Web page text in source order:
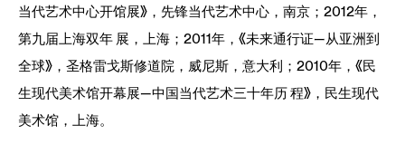
当代艺术中心开馆展》，先锋当代艺术中心，南京；2012年，
第九届上海双年 展，上海；2011年，《未来通行证—从亚洲到
全球》，圣格雷戈斯修道院，威尼斯，意大利；2010年，《民
生现代美术馆开幕展—中国当代艺术三十年历 程》，民生现代
美术馆，上海。